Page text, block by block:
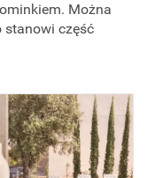
Można
stanowi część